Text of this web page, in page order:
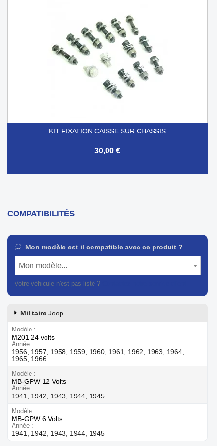
KIT FIXATION CAISSE SUR CHASSIS
30,00 €
COMPATIBILITÉS
Mon modèle est-il compatible avec ce produit ?
Mon modèle...
Votre véhicule n'est pas listé ?
Militaire Jeep
Modèle
M201 24 volts
Année
1956, 1957, 1958, 1959, 1960, 1961, 1962, 1963, 1964,
1965, 1966
Modèle
MB-GPW 12 Volts
Année
1941, 1942, 1943, 1944, 1945
Modèle
MB-GPW 6 Volts
Année
1941, 1942, 1943, 1944, 1945